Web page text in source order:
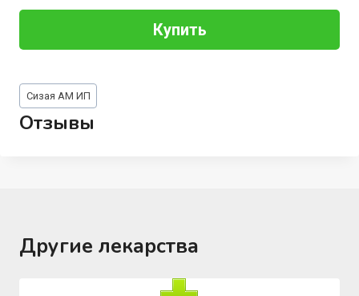
Купить
Метки
записи:
Сизая АМ ИП
Отзывы
Другие лекарства